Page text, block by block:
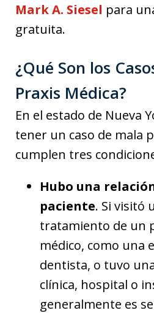
Mark A. Siesel para
gratuita.
¿Qué Son los
Praxis Médica?
En el estado de Nueva
tener un caso de mala
cumplen tres
Hubo una
paciente. Si visitó
tratamiento de un
médico, como una
dentista, o tuvo
clínica, hospital o
generalmente es